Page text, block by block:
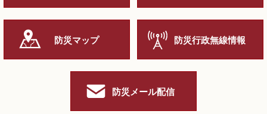
防災マップ 防災行政無線情報
防災メール配信